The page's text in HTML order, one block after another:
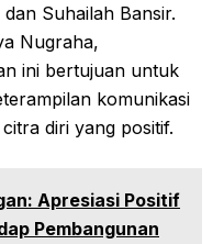
Suhailah Bansir.
Nugraha,
ini bertujuan untuk
komunikasi
diri yang positif.
Apresiasi Positif
Pembangunan